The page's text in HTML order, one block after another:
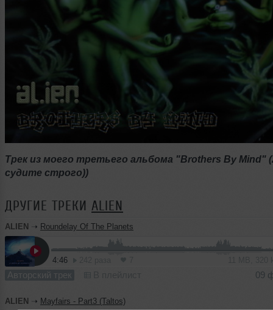
Трек из моего третьего альбома "Brothers By Mind"
судите строго))
ДРУГИЕ ТРЕКИ ALIEN
ALIEN ➝ Roundelay Of The Planets
4:46
Авторский трек 09
ALIEN ➝ Mayfairs - Part3 (Taltos)